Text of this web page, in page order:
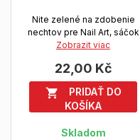
Nite zelené na zdobenie
nechtov pre Nail Art, sáčok
Zobrazit viac
22,00 Kč

PRIDAŤ DO
KOŠÍKA
Skladom